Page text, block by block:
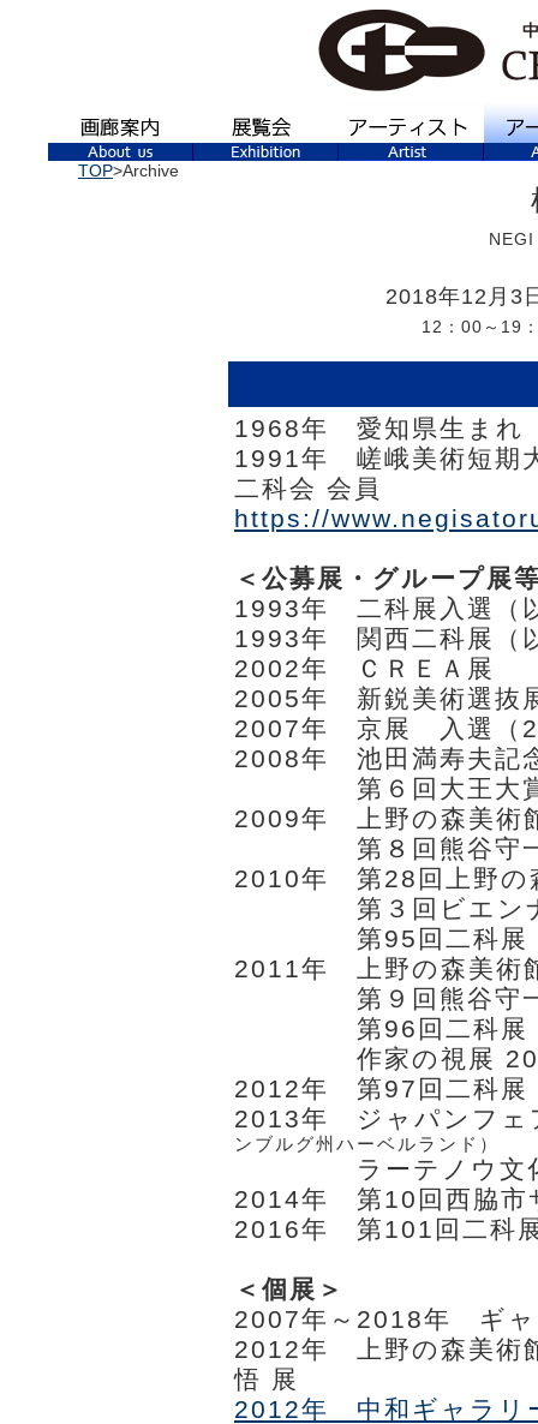
TOP>Archive
2018年12月3
12：00～19
1968年 愛知県生まれ
1991年 嵯峨美術短期
二科会 会員
https://
＜公募展・グループ展
1993年 二科展入選（
1993年 関西二科展（
2002年 ＣＲＥＡ展
2005年 新鋭美術選抜
2007年 京展 入選（
2008年 池田満寿夫記
第６回大王大
2009年 上野の森美術
第８回熊谷
2010年 第28回上野の
第３回ビエ
第95回二科
2011年 上野の森美術
第９回熊谷
第96回二科
作家の視展
2012年 第97回二科
2013年 ジャパンフェ
ンブルグ州ハーベルランド）
ラーテノウ文
2014年 第10回西脇市
2016年 第101回二科
＜個展＞
2007年～2018年 ギャ
2012年 上野の森美
悟 展
2012年 中和ギャラリ